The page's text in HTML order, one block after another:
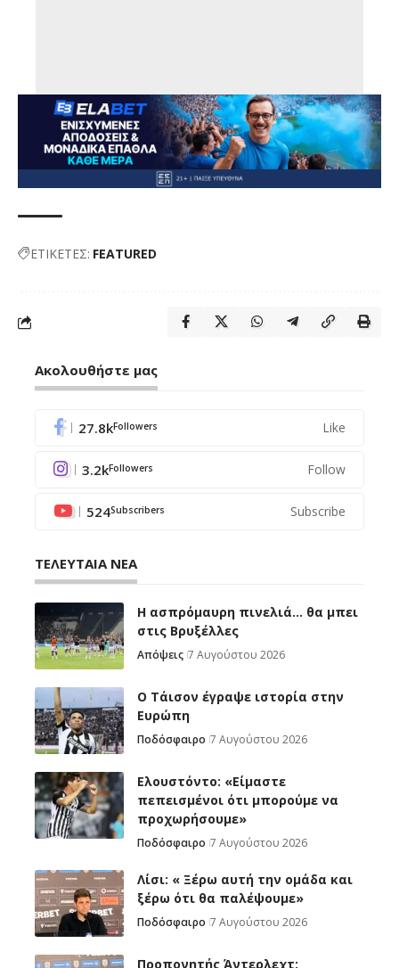
ΕΤΙΚΕΤΕΣ: FEATURED
Ακολουθήστε μας
27.8kFollowers Like
3.2kFollowers Follow
524Subscribers Subscribe
ΤΕΛΕΥΤΑΙΑ ΝΕΑ
Η ασπρόμαυρη πινελιά… θα μπει
στις Βρυξέλλες
Απόψεις 7 Αυγούστου 2026
Ο Τάισον έγραψε ιστορία στην
Ευρώπη
Ποδόσφαιρο 7 Αυγούστου 2026
Ελουστόντο: «Είμαστε
πεπεισμένοι ότι μπορούμε να
προχωρήσουμε»
Ποδόσφαιρο 7 Αυγούστου 2026
Λίσι: « Ξέρω αυτή την ομάδα και
ξέρω ότι θα παλέψουμε»
Ποδόσφαιρο 7 Αυγούστου 2026
Προπονητής Άντερλεχτ: